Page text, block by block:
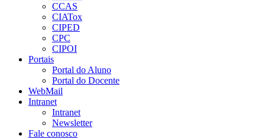
CCAS
CIATox
CIPED
CPC
CIPOI
Portais
Portal do Aluno
Portal do Docente
WebMail
Intranet
Intranet
Newsletter
Fale conosco